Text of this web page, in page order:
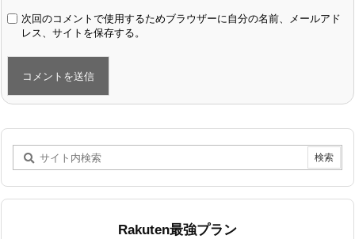
次回のコメントで使用するためブラウザーに自分の名前、メールアド
レス、サイトを保存する。
Rakuten最強プラン